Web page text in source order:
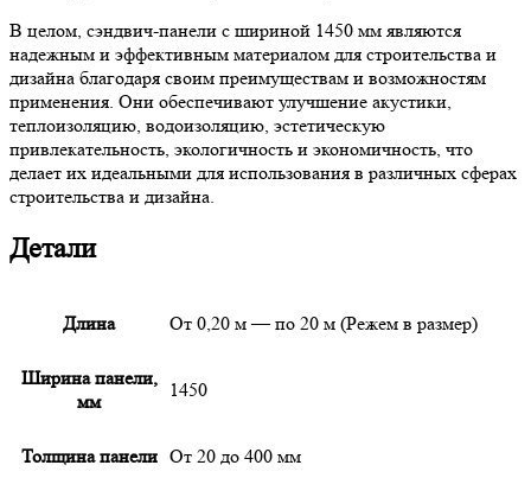
В целом, сэндвич-панели с шириной 1450 мм являются
надежным и эффективным материалом для строительства и
дизайна благодаря своим преимуществам и возможностям
применения. Они обеспечивают улучшение акустики,
теплоизоляцию, водоизоляцию, эстетическую
привлекательность, экологичность и экономичность, что
делает их идеальными для использования в различных сферах
строительства и дизайна.
Детали
Длина От 0,20 м — по 20 м (Режем в размер)
Ширина панели,
мм
1450
Толщина панели От 20 до 400 мм